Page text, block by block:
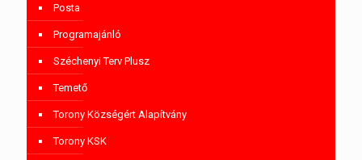
Posta
Programajánló
Széchenyi Terv Plusz
Temető
Torony Községért Alapítvány
Torony KSK